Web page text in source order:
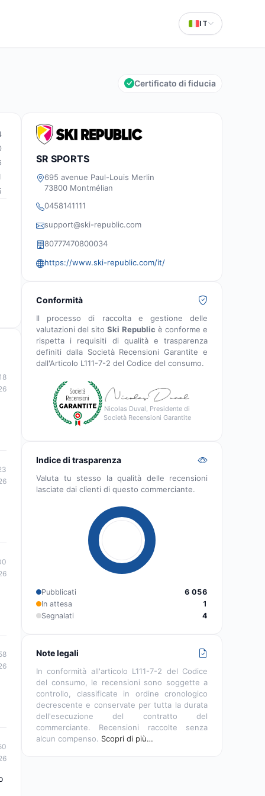
IT
Certificato di fiducia
SR SPORTS
695 avenue Paul-Louis Merlin
73800 Montmélian
0458141111
support@ski-republic.com
80777470800034
https://www.ski-republic.com/it/
Conformità
Il processo di raccolta e gestione delle
valutazioni del sitoSki Republic è conforme e
rispetta i requisiti di qualità e trasparenza
definiti dalla Società Recensioni Garantite e
dall'Articolo L111-7-2 del Codice del consumo.
Nicolas Duval, Presidente di
Società Recensioni Garantite
Indice di trasparenza
Valuta tu stesso la qualità delle recensioni
lasciate dai clienti di questo commerciante.
Pubblicati
6 056
In attesa
1
Segnalati
4
Note legali
In conformità all'articolo L111-7-2 del Codice
del consumo, le recensioni sono soggette a
controllo, classificate in ordine cronologico
decrescente e conservate per tutta la durata
dell'esecuzione del contratto del
commerciante. Recensioni raccolte senza
alcun compenso. Scopri di più…